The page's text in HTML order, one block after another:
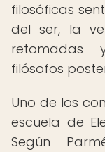
filosóficas
del ser, la
retomadas
filósofos
Uno de los
escuela de
Según